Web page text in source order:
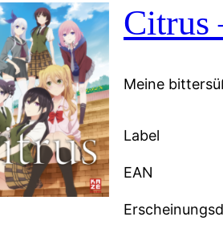
Citrus
Meine
Label
EAN